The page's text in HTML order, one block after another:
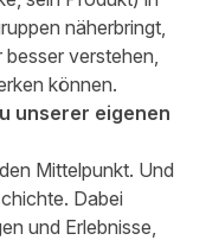
näherbringt,
verstehen,
können.
unserer eigenen
Mittelpunkt. Und
Dabei
und Erlebnisse,